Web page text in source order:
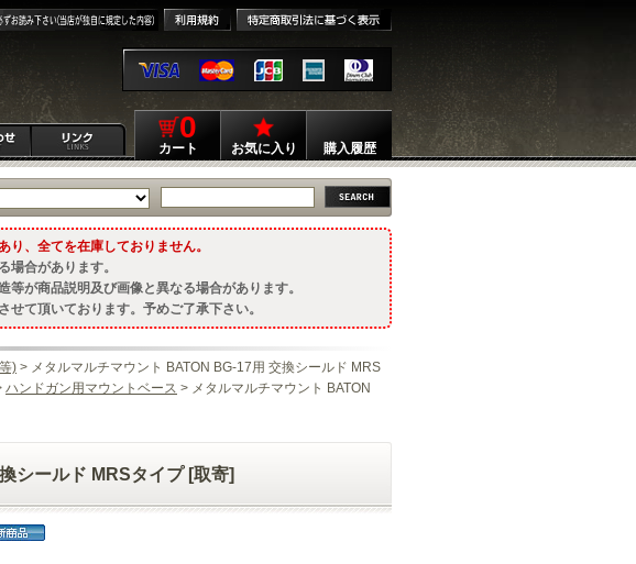
0
カート お気に入り 購入履歴
、全てを在庫しておりません。
場合があります。
等が商品説明及び画像と異なる場合があります。
せて頂いております。予めご了承下さい。
) > メタルマルチマウント BATON BG-17用 交換シールド MRS
ハンドガン用マウントベース > メタルマルチマウント BATON
シールド MRSタイプ [取寄]